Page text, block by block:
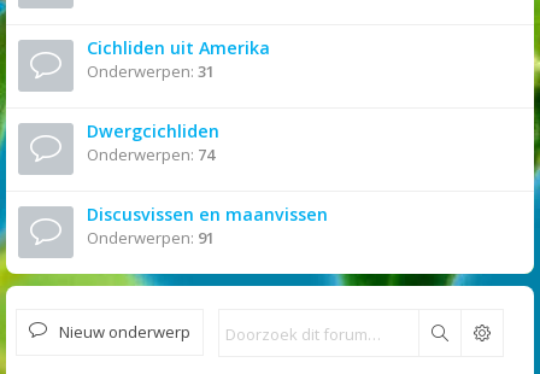
Cichliden uit Amerika
Onderwerpen: 31
Dwergcichliden
Onderwerpen: 74
Discusvissen en maanvissen
Onderwerpen: 91
Nieuw onderwerp Zoek